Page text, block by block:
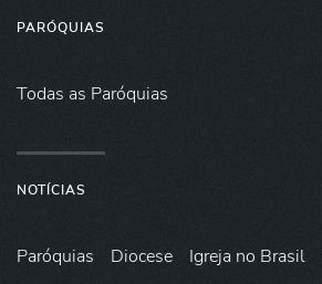
PARÓQUIAS
Todas as Paróquias
NOTÍCIAS
Paróquias Diocese Igreja no Brasil